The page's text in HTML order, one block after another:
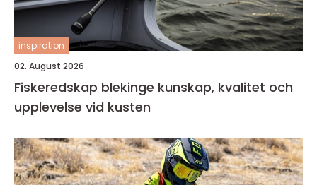
inspiration
02. August 2026
Fiskeredskap blekinge kunskap, kvalitet och
upplevelse vid kusten